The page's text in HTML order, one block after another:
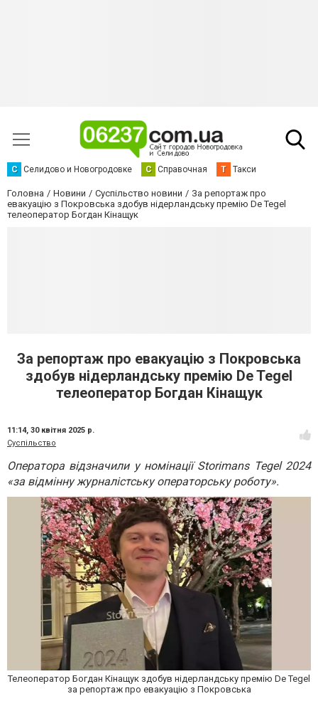
С Селидово и Новогродовке С Справочная Т Такси
Головна Новини Суспільство новини
За репортаж про
евакуацію з Покровська здобув нідерландську премію De Tegel
телеоператор Богдан Кінащук
За репортаж про евакуацію з Покровська
здобув нідерландську премію De Tegel
телеоператор Богдан Кінащук
11:14, 30 квітня 2025 р.
Суспільство
Оператора відзначили у номінації Storimans Tegel 2024
«за відмінну журналістську операторську роботу».
Телеоператор Богдан Кінащук здобув нідерландську премію De Tegel
за репортаж про евакуацію з Покровська